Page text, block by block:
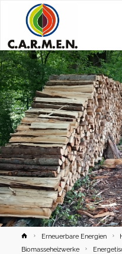
HomeErneuerbare Energien
Biomasseheizwerke